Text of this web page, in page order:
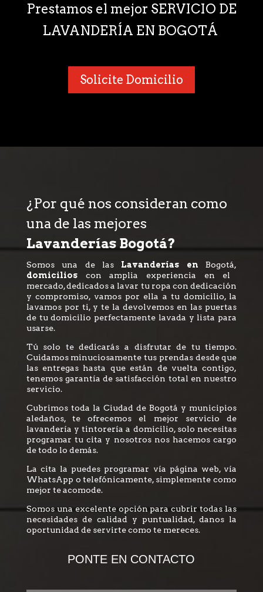
Prestamos el mejor SERVICIO DE
LAVANDERÍA EN BOGOTÁ
Solicite Domicilio
¿Por qué nos consideran como
una de las mejores
Lavanderías Bogotá?
Somos una de las Lavanderías en Bogotá,
domicilioscon amplia experiencia en el
mercado, dedicados a lavar tu ropa con dedicación
y compromiso, vamos por ella a tu domicilio, la
lavamos por ti, y te la devolvemos en las puertas
de tu domicilio perfectamente lavada y lista para
usarse.
Tú solo te dedicarás a disfrutar de tu tiempo.
Cuidamos minuciosamente tus prendas desde que
las entregas hasta que están de vuelta contigo,
tenemos garantía de satisfacción total en nuestro
servicio.
Cubrimos toda la Ciudad de Bogotá y municipios
aledaños, te ofrecemos el mejor servicio de
lavandería y tintorería a domicilio, solo necesitas
programar tu cita y nosotros nos hacemos cargo
de todo lo demás.
La cita la puedes programar vía página web, vía
WhatsApp o telefónicamente, simplemente como
mejor te acomode.
Somos una excelente opción para cubrir todas las
necesidades de calidad y puntualidad, danos la
oportunidad de servirte como te mereces.
PONTE EN CONTACTO